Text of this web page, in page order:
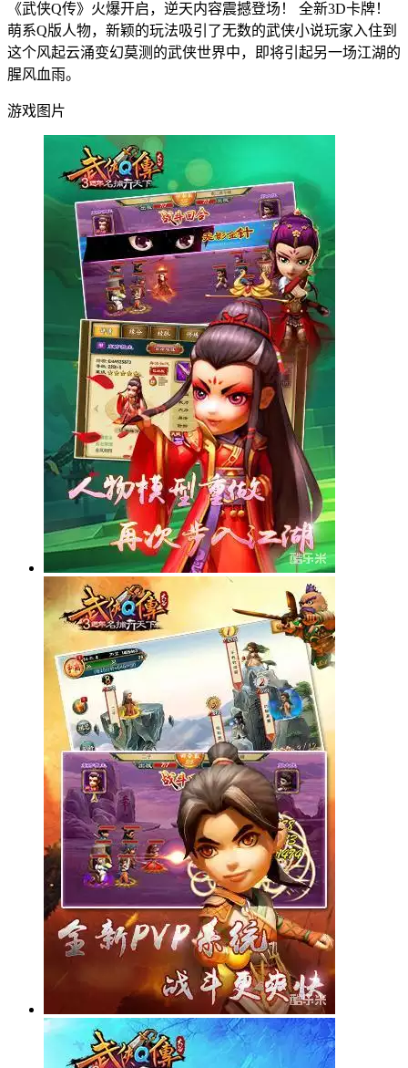
《武侠Q传》火爆开启，逆天内容震撼登场！ 全新3D卡牌！
萌系Q版人物，新颖的玩法吸引了无数的武侠小说玩家入住到
这个风起云涌变幻莫测的武侠世界中，即将引起另一场江湖的
腥风血雨。
游戏图片